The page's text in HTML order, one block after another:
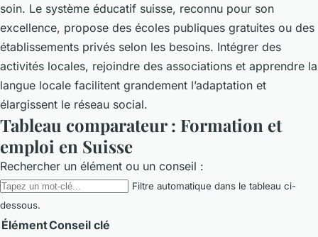
soin. Le système éducatif suisse, reconnu pour son
excellence, propose des écoles publiques gratuites ou des
établissements privés selon les besoins. Intégrer des
activités locales, rejoindre des associations et apprendre la
langue locale facilitent grandement l’adaptation et
élargissent le réseau social.
Tableau comparateur : Formation et
emploi en Suisse
Rechercher un élément ou un conseil :
Filtre automatique dans le tableau ci-
dessous.
ÉlémentConseil clé